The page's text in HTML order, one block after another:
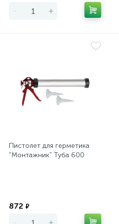
- +
Пистолет для герметика
"Монтажник" Туба 600
872 ₽